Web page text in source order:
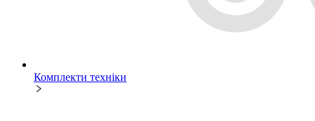
Комплекти техніки